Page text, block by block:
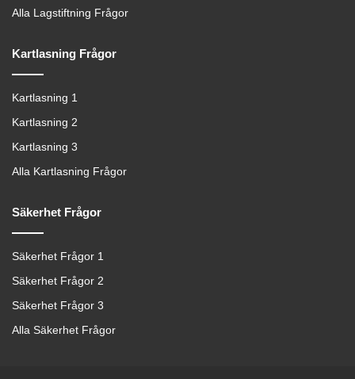
Alla Lagstiftning Frågor
Kartlasning Frågor
Kartlasning 1
Kartlasning 2
Kartlasning 3
Alla Kartlasning Frågor
Säkerhet Frågor
Säkerhet Frågor 1
Säkerhet Frågor 2
Säkerhet Frågor 3
Alla Säkerhet Frågor